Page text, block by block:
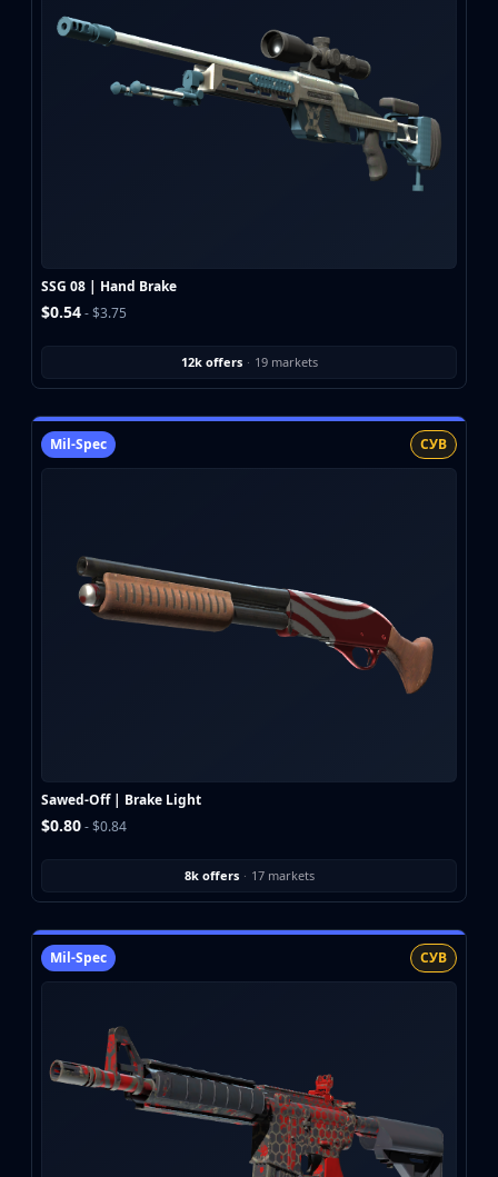
SSG 08 | Hand Brake
$0.54- $3.75
12k offers · 19 markets
Mil-Spec СУВ
Sawed-Off | Brake Light
$0.80- $0.84
8k offers · 17 markets
Mil-Spec СУВ